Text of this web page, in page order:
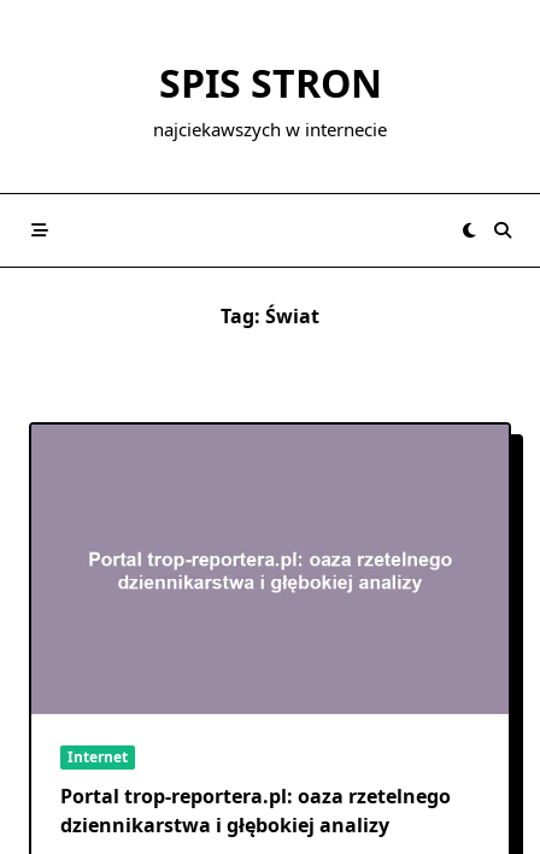
SPIS STRON
najciekawszych w internecie
Tag: Świat
Internet
Portal trop-reportera.pl: oaza rzetelnego
dziennikarstwa i głębokiej analizy